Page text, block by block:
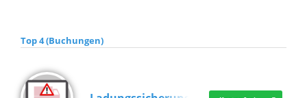
Top 4 (Buchungen)